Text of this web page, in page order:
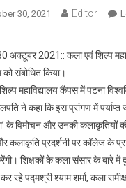
30, 2021 Editor
अक्टूबर 2021:: कला एवं शिल्प
को संबोधित किया।
महाविद्यालय कैंपस में पटना
ने कहा कि इस प्रांगण में पर्याप्त
के विमोचन और उनकी
कलाकृति प्रदर्शनी पर कॉलेज के
शिक्षकों के कला संसार के बारे में
रहे पद्मश्री श्याम शर्मा, कला